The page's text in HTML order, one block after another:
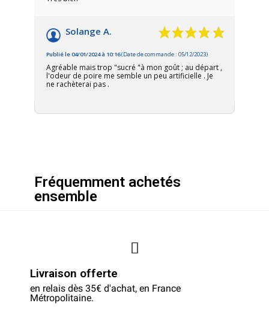
Solange A.
Publié le 04/01/2024 à 10:16(Date de commande : 05/12/2023)
Agréable mais trop "sucré "à mon goût ; au départ ,
l'odeur de poire me semble un peu artificielle . Je
ne rachèterai pas .
Fréquemment achetés
ensemble
Livraison offerte
en relais dès 35€ d'achat, en France
Métropolitaine.